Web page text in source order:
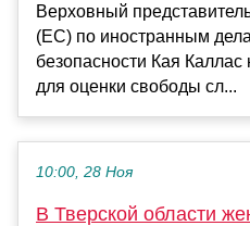
Верховный
(ЕС) по иностранным
безопасности Кая Каллас
для оценки свободы сл...
10:00, 28 Ноя
В Тверской области